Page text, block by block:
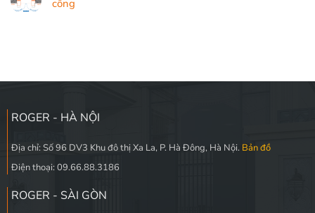
cổng
ROGER - HÀ NỘI
Địa chỉ: Số 96 DV3 Khu đô thị Xa La, P. Hà Đông, Hà Nội. Bản đồ
Điện thoại: 09.66.88.3186
ROGER - SÀI GÒN